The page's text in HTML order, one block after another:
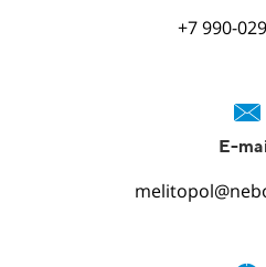
+7 990-
E-